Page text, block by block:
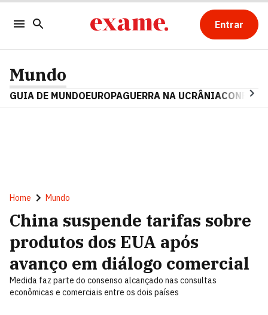
Entrar
Mundo
GUIA DE MUNDOEUROPAGUERRA NA UCRÂNIA
Home Mundo
China suspende tarifas sobre
produtos dos EUA após
avanço em diálogo comercial
Medida faz parte do consenso alcançado nas consultas
econômicas e comerciais entre os dois países